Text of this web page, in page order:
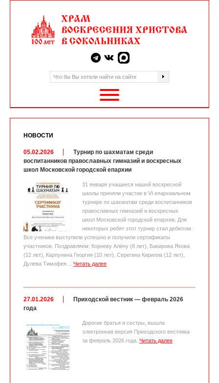
НОВОСТИ
05.02.2026
Турнир по шахматам среди
воспитанников православных гимназий и воскресных
школ Московской городской епархии
31 января учащиеся нашей воскресной
школы приняли участие в VI епархиальном
турнире по шахматам среди воспитанников
православных гимназий и воскресных
школ Московской городской епархии. Для
некоторых ребят этот турнир стал дебютом.
Все ученики выступили успешно и получили сертификаты
участников. Поздравляем: Корневу Алёну (8 лет), Бакирова Якова
(12 лет), Карпунина Георгия (10 лет), Серегина Кирилла (12 лет),
Дулева Тимофея… Читать далее
27.01.2026
Приходской вестник — февраль 2026
года
Дорогие братья и сестры, вышла
электронная версия Приходского вестника
за февраль 2026 года. Читать далее